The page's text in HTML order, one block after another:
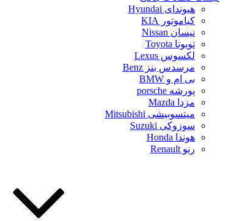
هیوندای Hyundai
کیاموتور KIA
نیسان Nissan
تویوتا Toyota
لکسوس Lexus
مرسدس بنز Benz
بی ام و BMW
پورشه porsche
مزدا Mazda
میتسوبیشی Mitsubishi
سوزوکی Suzuki
هوندا Honda
رنو Renault